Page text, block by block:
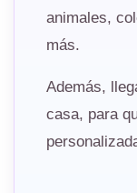
animales,
más.
Además,
casa, para